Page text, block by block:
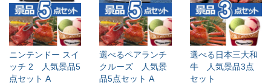
ニンテンドー スイ
ッチ 2 人気景品5
点セット A
選べるペアランチ
クルーズ 人気景
品5点セット A
選べる日本三大和
牛 人気景品3点
セット